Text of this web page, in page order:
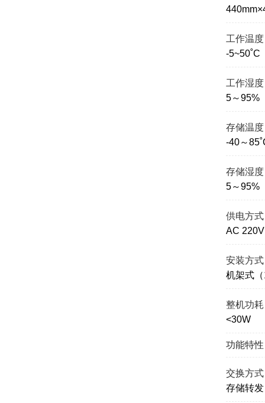
工作温
-5~50˚C
工作湿
5～95%
存储温
-40～
存储湿
5～95%
供电方
AC 220V
安装方
机架式
整机功
<30W
功能特性
交换方
存储转发